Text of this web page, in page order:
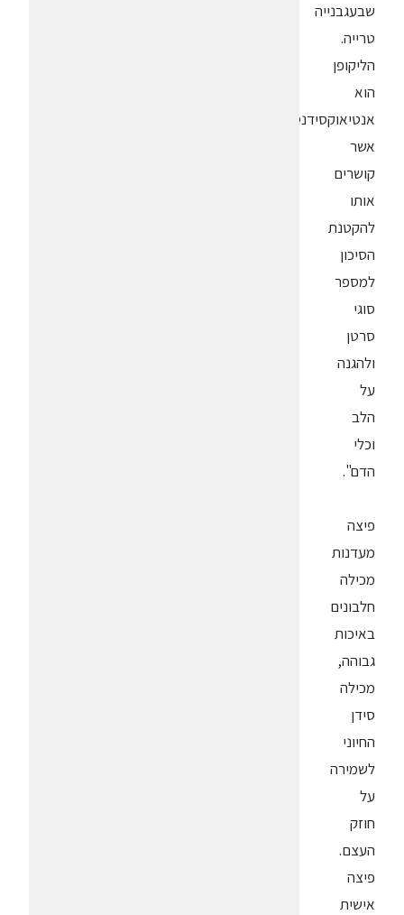
שבעגבנייה
טרייה.
הליקופן
הוא
אנטיאוקסידנט
אשר
קושרים
אותו
להקטנת
הסיכון
למספר
סוגי
סרטן
ולהגנה
על
הלב
וכלי
הדם".
פיצה
מעדנות
מכילה
חלבונים
באיכות
גבוהה,
מכילה
סידן
החיוני
לשמירה
על
חוזק
העצם.
פיצה
אישית